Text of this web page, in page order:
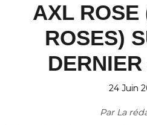
AXL ROSE
ROSES)
24 Juin
Par La